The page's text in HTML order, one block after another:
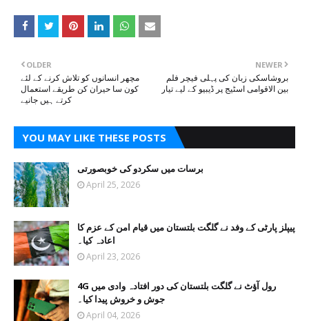
NEWER
بروشاسکی زبان کی پہلی فیچر فلم
بین الاقوامی اسٹیج پر ڈیبیو کے لیے تیار
OLDER
مچھر انسانوں کو تلاش کرنے کے لئے
کون سا حیران کن طریقے استعمال
کرتے ہیں جانیے
YOU MAY LIKE THESE POSTS
برسات میں سکردو کی خوبصورتی
April 25, 2026
پیپلز پارٹی کے وفد نے گلگت بلتستان میں قیام امن کے عزم کا
اعادہ کیا۔
April 23, 2026
4G رول آؤٹ نے گلگت بلتستان کی دور افتادہ وادی میں
جوش و خروش پیدا کیا۔
April 04, 2026